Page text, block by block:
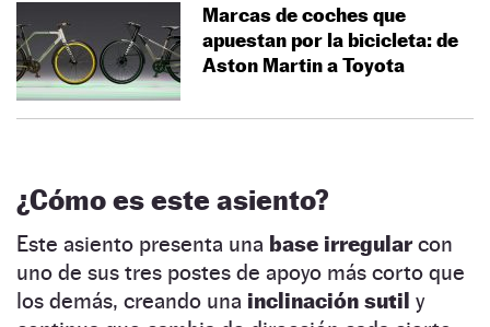
Marcas de coches que
apuestan por la bicicleta: de
Aston Martin a Toyota
¿Cómo es este asiento?
Este asiento presenta una base irregularcon
uno de sus tres postes de apoyo más corto que
los demás, creando una inclinación sutil y